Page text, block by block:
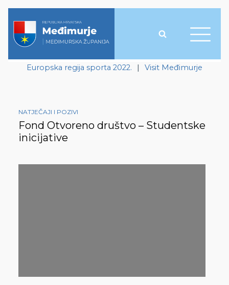
Europska regija sporta 2022. | Visit Međimurje
NATJEČAJI I POZIVI
Fond Otvoreno društvo – Studentske
inicijative